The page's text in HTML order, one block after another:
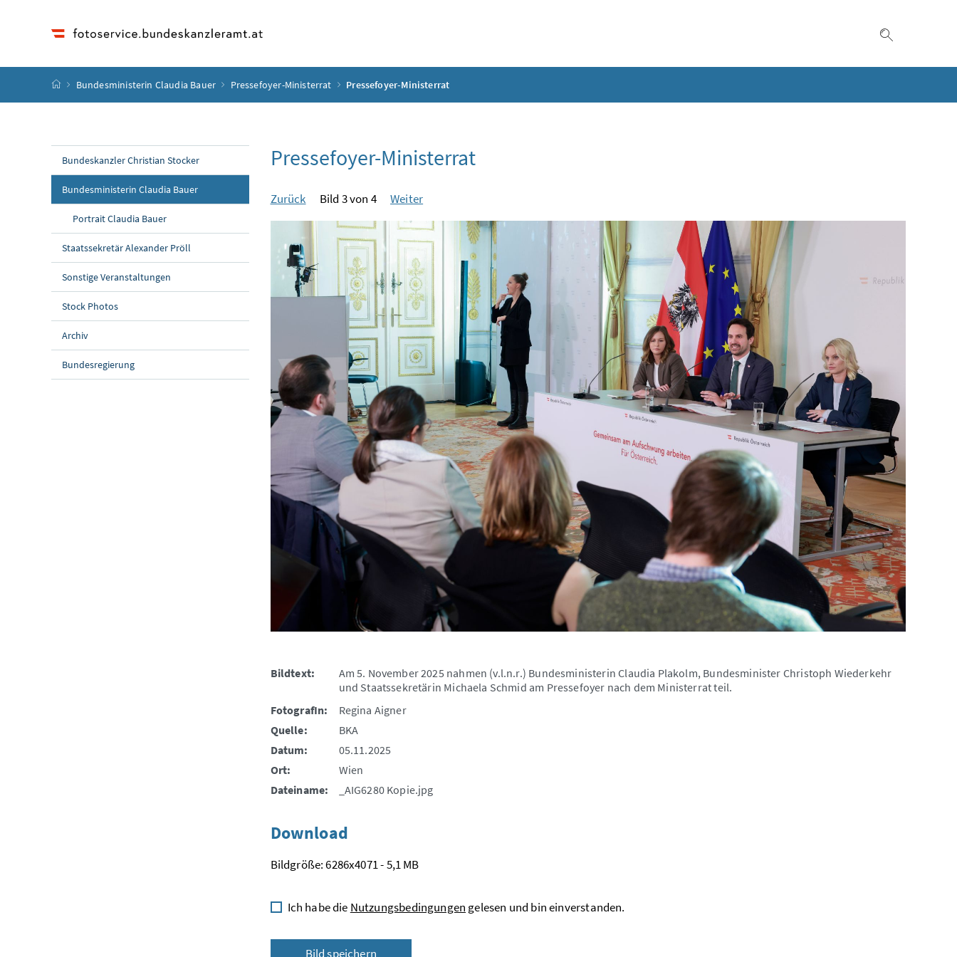
Startseite
Bundesministerin Claudia Bauer Pressefoyer-Ministerrat Pressefoyer-Ministerrat
Bundeskanzler Christian Stocker
Bundesministerin Claudia Bauer
Portrait Claudia Bauer
Staatssekretär Alexander Pröll
Sonstige Veranstaltungen
Stock Photos
Archiv
Bundesregierung
Pressefoyer-Ministerrat
Zurück Bild 3 von 4 Weiter
Bildtext:
Am 5. November 2025 nahmen (v.l.n.r.) Bundesministerin Claudia Plakolm, Bundesminister Christoph Wiederkehr
und Staatssekretärin Michaela Schmid am Pressefoyer nach dem Ministerrat teil.
FotografIn:
Regina Aigner
Quelle:
BKA
Datum:
05.11.2025
Ort:
Wien
Dateiname:
_AIG6280 Kopie.jpg
Download
Bildgröße: 6286x4071 - 5,1 MB
Ich habe die Nutzungsbedingungen gelesen und bin einverstanden.
Bild speichern